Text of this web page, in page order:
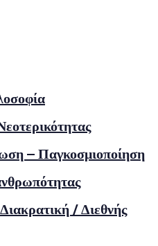
– Παγκοσμιοποίηση
/ Διεθνής